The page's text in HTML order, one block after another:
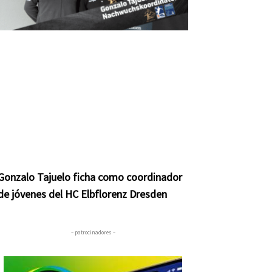
Tajuelo ficha como coordinador
jóvenes del HC Elbflorenz Dresden
– patrocinadores –